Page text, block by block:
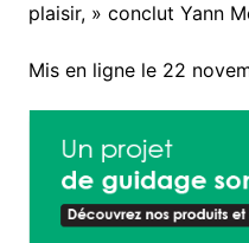
plaisir, » conclut Yann
Mis en ligne le 22